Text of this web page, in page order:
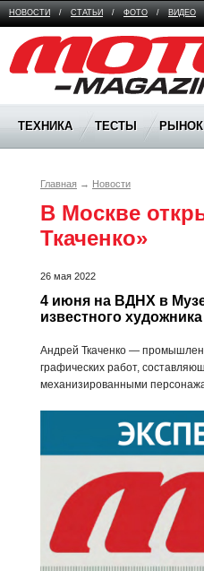
НОВОСТИ / СТАТЬИ / ФОТО / ВИДЕО
Moto Magazine
ТЕХНИКА ТЕСТЫ РЫНОК
Главная → Новости
В Москве
Ткаченко»
26 мая 2022
4 июня на ВДНХ в
известного
Андрей Ткаченко —
графических работ,
механизированными